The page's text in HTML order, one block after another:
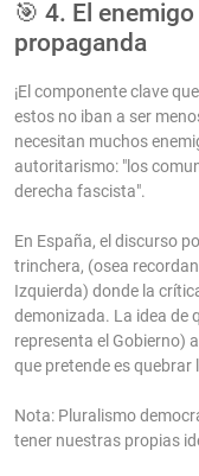
🎯 4. El
propaganda
¡El componente clave
estos no iban a ser
necesitan muchos
autoritarismo: "los
derecha fascista".
En España, el discurso
trinchera, (osea
Izquierda) donde la
demonizada. La idea de
representa el Gobierno)
que pretende es
Nota: Pluralismo
tener nuestras propias